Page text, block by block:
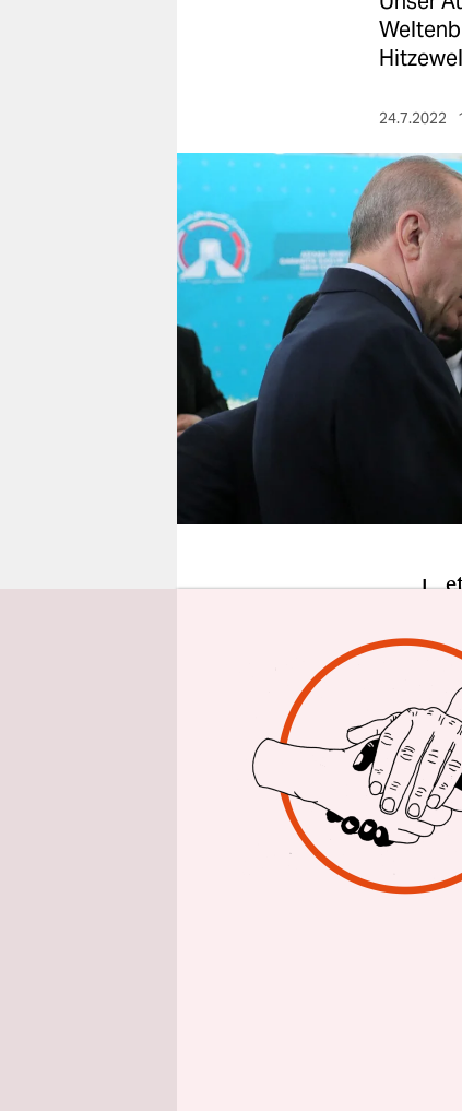
verlag
verlag
veranstaltungen
shop
fragen & hilfe
unterstützen
abo
24.7.2022
J
von
ich
mein
Mehr
dieser
dem